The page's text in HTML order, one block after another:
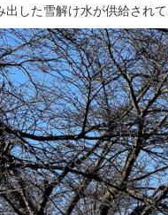
出した雪解け水が供給され